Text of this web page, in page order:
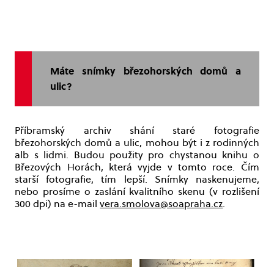
Máte snímky březohorských domů a
ulic?
Příbramský archiv shání staré fotografie
březohorských domů a ulic, mohou být i z rodinných
alb s lidmi. Budou použity pro chystanou knihu o
Březových Horách, která vyjde v tomto roce. Čím
starší fotografie, tím lepší. Snímky naskenujeme,
nebo prosíme o zaslání kvalitního skenu (v rozlišení
300 dpi) na e-mailvera.smolova@soapraha.cz.